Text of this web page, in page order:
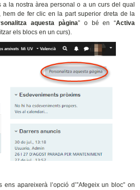
a la nostra àrea personal o a un curs del qual
hem de fer clic en la part superior dreta de la
aquesta pàgina” o bé en “Activa
els blocs en un curs).
apareixerà l’opció d’”Afegeix un bloc” on